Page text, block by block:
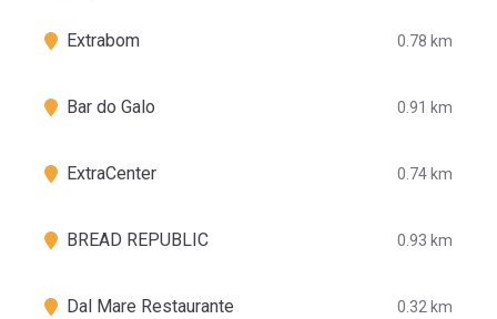
Extrabom 0.78 km
Bar do Galo 0.91 km
ExtraCenter 0.74 km
BREAD REPUBLIC 0.93 km
Dal Mare Restaurante 0.32 km